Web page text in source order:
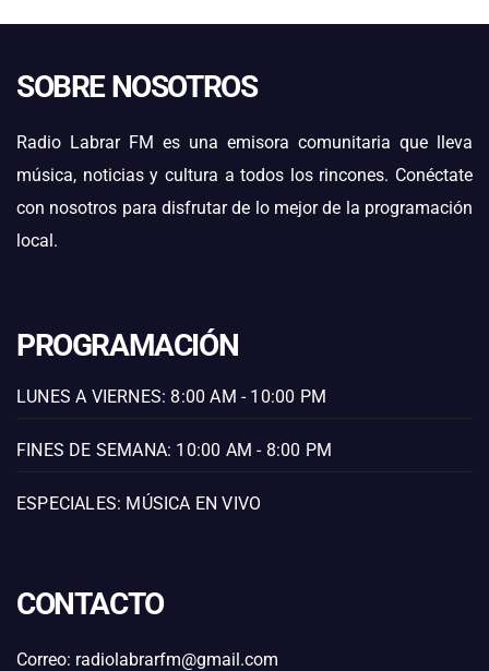
SOBRE NOSOTROS
Radio Labrar FM es una emisora comunitaria que lleva
música, noticias y cultura a todos los rincones. Conéctate
con nosotros para disfrutar de lo mejor de la programación
local.
PROGRAMACIÓN
LUNES A VIERNES: 8:00 AM - 10:00 PM
FINES DE SEMANA: 10:00 AM - 8:00 PM
ESPECIALES: MÚSICA EN VIVO
CONTACTO
Correo: radiolabrarfm@gmail.com